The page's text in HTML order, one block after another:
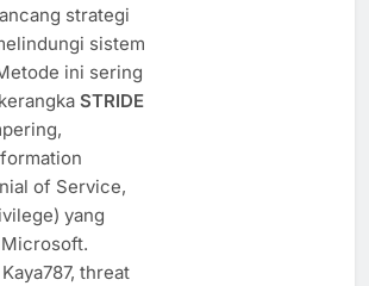
strategi
sistem
ini sering
STRIDE
of Service,
yang
threat